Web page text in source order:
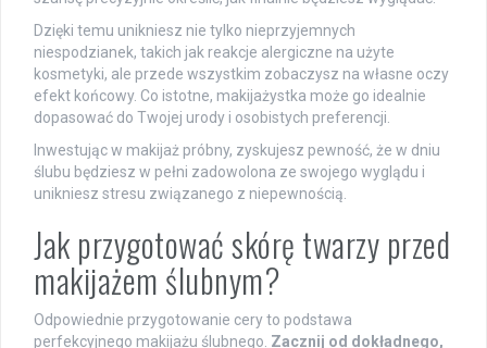
Dzięki temu unikniesz nie tylko nieprzyjemnych
niespodzianek, takich jak reakcje alergiczne na użyte
kosmetyki, ale przede wszystkim zobaczysz na własne oczy
efekt końcowy. Co istotne, makijażystka może go idealnie
dopasować do Twojej urody i osobistych preferencji.
Inwestując w makijaż próbny, zyskujesz pewność, że w dniu
ślubu będziesz w pełni zadowolona ze swojego wyglądu i
unikniesz stresu związanego z niepewnością.
Jak przygotować skórę twarzy przed
makijażem ślubnym?
Odpowiednie przygotowanie cery to podstawa
perfekcyjnego makijażu ślubnego. Zacznij od dokładnego,